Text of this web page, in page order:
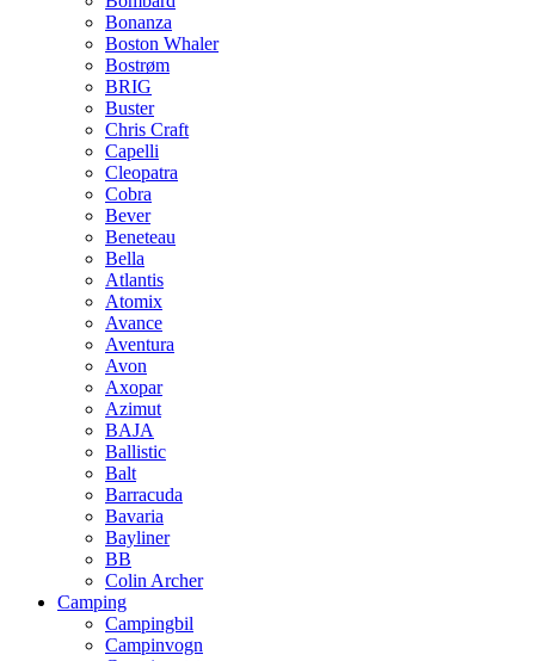
Bonanza
Boston Whaler
Bostrøm
BRIG
Buster
Chris Craft
Capelli
Cleopatra
Cobra
Bever
Beneteau
Bella
Atlantis
Atomix
Avance
Aventura
Avon
Axopar
Azimut
BAJA
Ballistic
Balt
Barracuda
Bavaria
Bayliner
BB
Colin Archer
Camping
Campingbil
Campinvogn